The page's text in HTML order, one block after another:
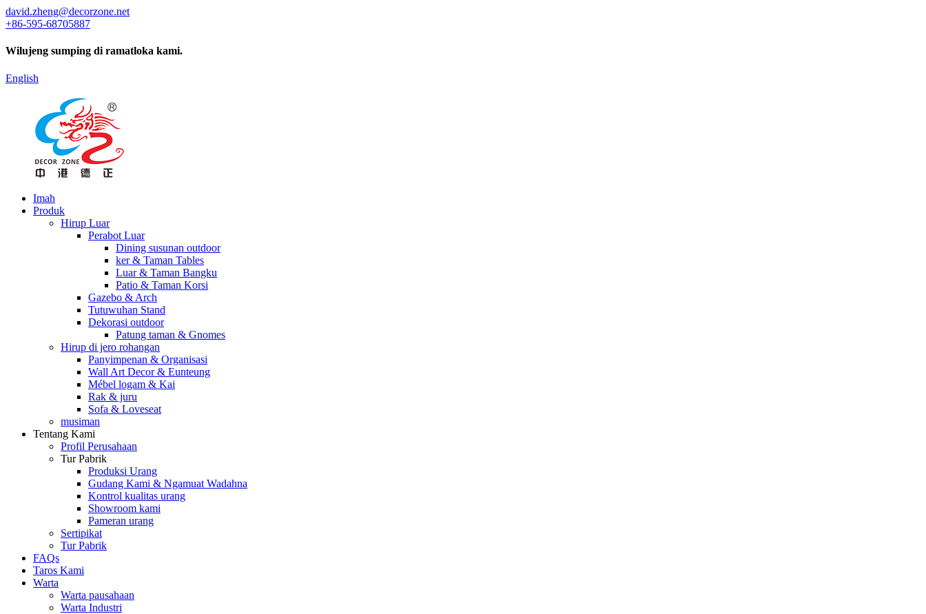
david.zheng@decorzone.net
+86-595-68705887
Wilujeng sumping di ramatloka kami.
English
Imah
Produk
Hirup Luar
Perabot Luar
Dining susunan outdoor
ker & Taman Tables
Luar & Taman Bangku
Patio & Taman Korsi
Gazebo & Arch
Tutuwuhan Stand
Dekorasi outdoor
Patung taman & Gnomes
Hirup di jero rohangan
Panyimpenan & Organisasi
Wall Art Decor & Eunteung
Mébel logam & Kai
Rak & juru
Sofa & Loveseat
musiman
Tentang Kami
Profil Perusahaan
Tur Pabrik
Produksi Urang
Gudang Kami & Ngamuat Wadahna
Kontrol kualitas urang
Showroom kami
Pameran urang
Sertipikat
Tur Pabrik
FAQs
Taros Kami
Warta
Warta pausahaan
Warta Industri